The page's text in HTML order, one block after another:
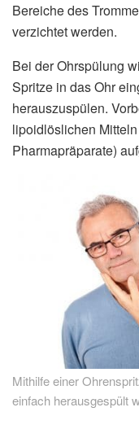
Bereiche des
verzichtet werden.
Bei der Ohrspülung
Spritze in das Ohr
herauszuspülen.
lipoidlöslichen
Pharmapräparate)
Mithilfe einer
einfach herausgespült